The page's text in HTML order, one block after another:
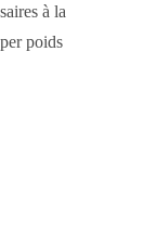
à la
poids